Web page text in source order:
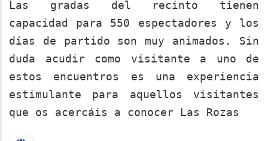
Las gradas del recinto tienen
capacidad para 550 espectadores y los
días de partido son muy animados. Sin
duda acudir como visitante a uno de
estos encuentros es una experiencia
estimulante para aquellos visitantes
que os acercáis a conocer Las Rozas